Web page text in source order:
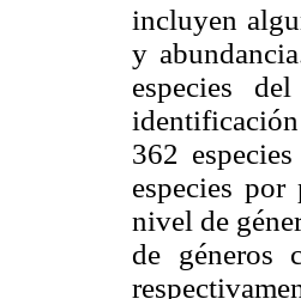
incluyen
y
especies
362
especies
nivel de
de géneros